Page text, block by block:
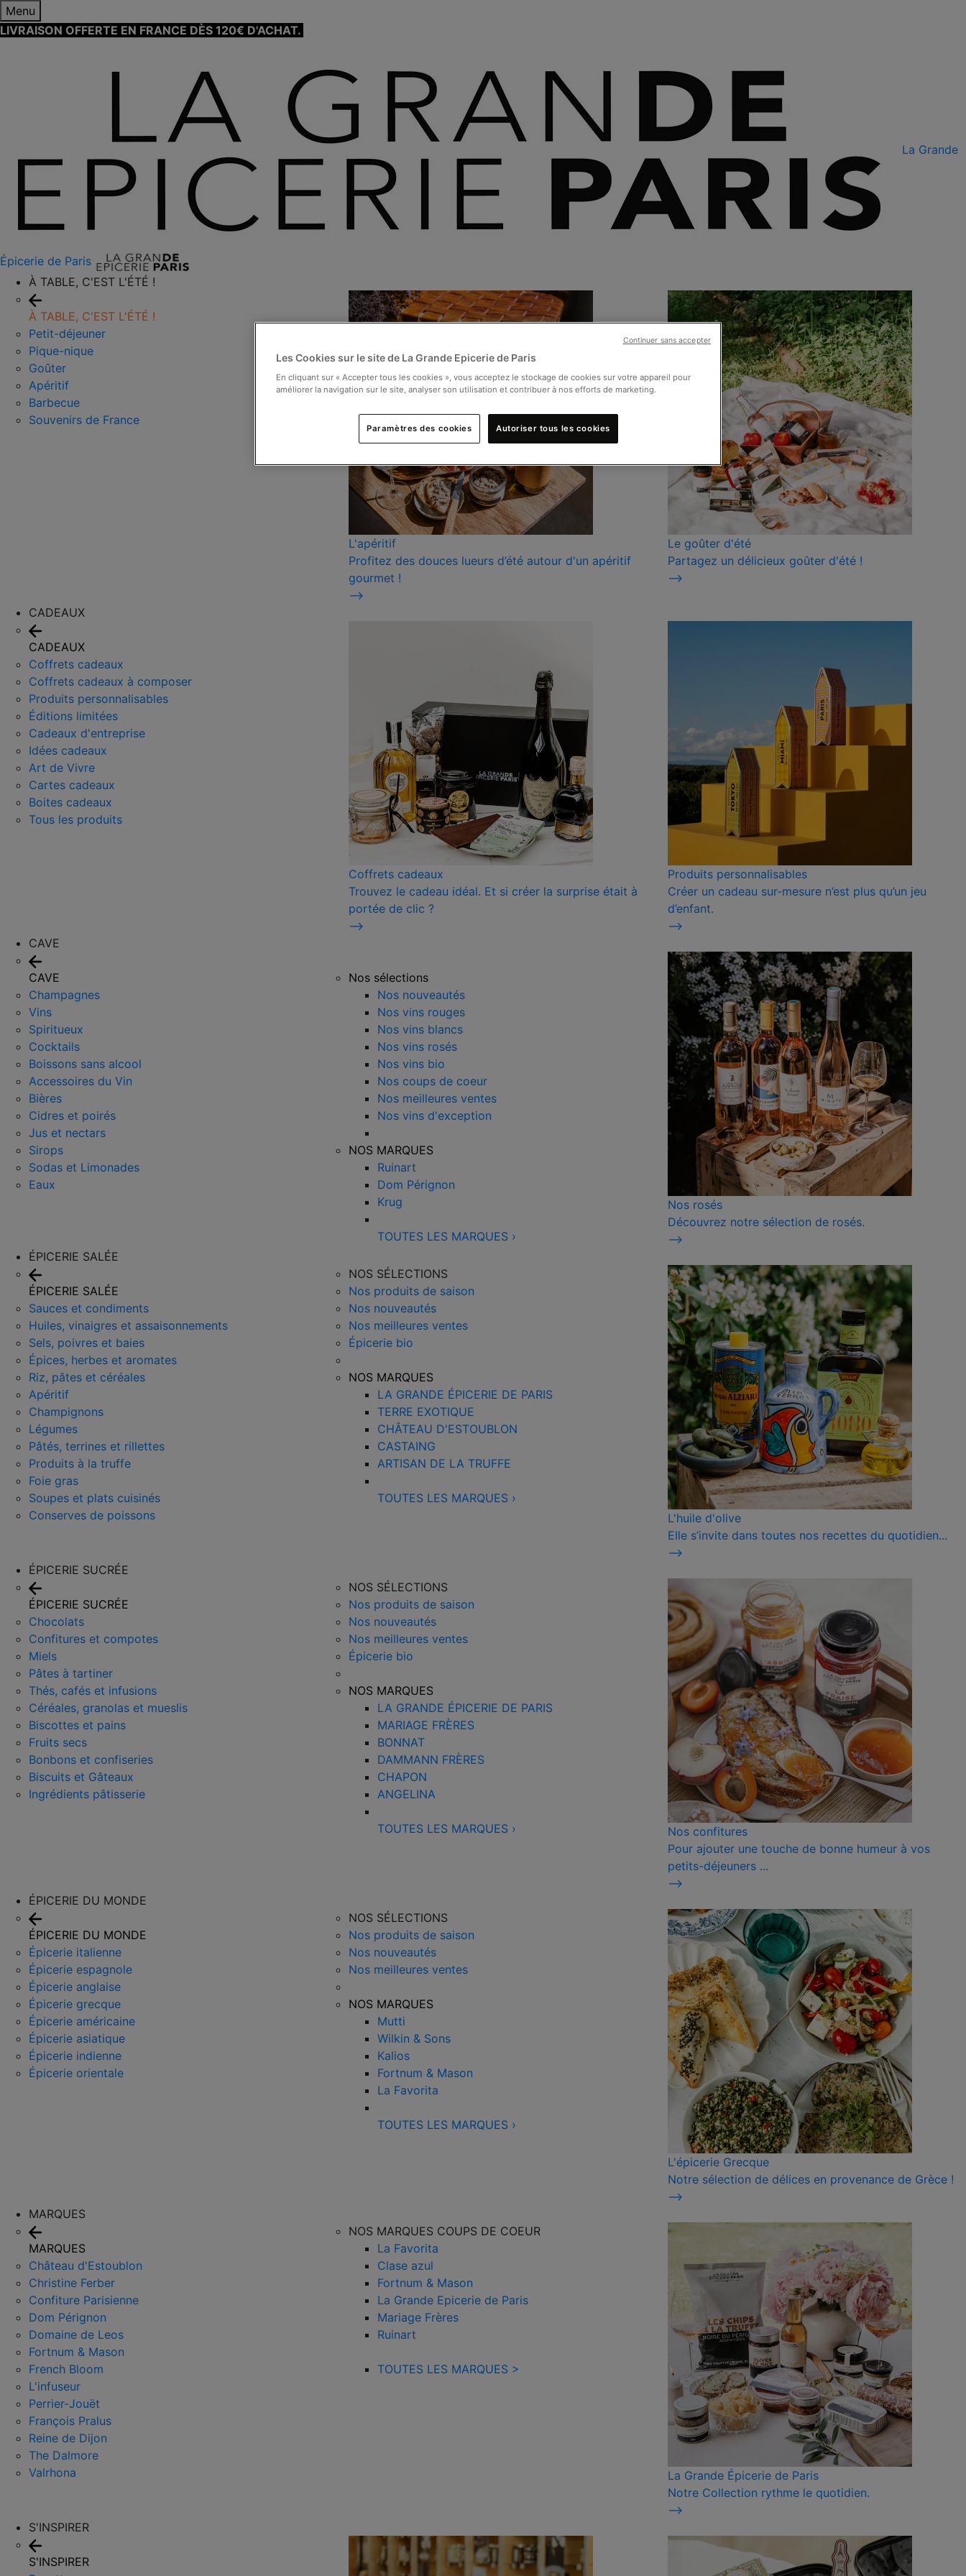
Menu
LIVRAISON OFFERTE EN FRANCE DÈS 120€ D'ACHAT.
La Grande
Épicerie de Paris
À TABLE, C'EST L'ÉTÉ !
À TABLE, C'EST L'ÉTÉ !
Petit-déjeuner
Pique-nique
Goûter
Apéritif
Barbecue
Souvenirs de France
L'apéritif
Profitez des douces lueurs d’été autour d'un apéritif
gourmet !
⟶
Le goûter d'été
Partagez un délicieux goûter d'été !
⟶
CADEAUX
CADEAUX
Coffrets cadeaux
Coffrets cadeaux à composer
Produits personnalisables
Éditions limitées
Cadeaux d'entreprise
Idées cadeaux
Art de Vivre
Cartes cadeaux
Boites cadeaux
Tous les produits
Coffrets cadeaux
Trouvez le cadeau idéal. Et si créer la surprise était à
portée de clic ?
⟶
Produits personnalisables
Créer un cadeau sur-mesure n’est plus qu’un jeu
d’enfant.
⟶
CAVE
CAVE
Champagnes
Vins
Spiritueux
Cocktails
Boissons sans alcool
Accessoires du Vin
Bières
Cidres et poirés
Jus et nectars
Sirops
Sodas et Limonades
Eaux
Nos sélections
Nos nouveautés
Nos vins rouges
Nos vins blancs
Nos vins rosés
Nos vins bio
Nos coups de coeur
Nos meilleures ventes
Nos vins d'exception
NOS MARQUES
Ruinart
Dom Pérignon
Krug
TOUTES LES MARQUES ›
Nos rosés
Découvrez notre sélection de rosés.
⟶
ÉPICERIE SALÉE
ÉPICERIE SALÉE
Sauces et condiments
Huiles, vinaigres et assaisonnements
Sels, poivres et baies
Épices, herbes et aromates
Riz, pâtes et céréales
Apéritif
Champignons
Légumes
Pâtés, terrines et rillettes
Produits à la truffe
Foie gras
Soupes et plats cuisinés
Conserves de poissons
NOS SÉLECTIONS
Nos produits de saison
Nos nouveautés
Nos meilleures ventes
Épicerie bio
NOS MARQUES
LA GRANDE ÉPICERIE DE PARIS
TERRE EXOTIQUE
CHÂTEAU D'ESTOUBLON
CASTAING
ARTISAN DE LA TRUFFE
TOUTES LES MARQUES ›
L'huile d'olive
Elle s’invite dans toutes nos recettes du quotidien...
⟶
ÉPICERIE SUCRÉE
ÉPICERIE SUCRÉE
Chocolats
Confitures et compotes
Miels
Pâtes à tartiner
Thés, cafés et infusions
Céréales, granolas et mueslis
Biscottes et pains
Fruits secs
Bonbons et confiseries
Biscuits et Gâteaux
Ingrédients pâtisserie
NOS SÉLECTIONS
Nos produits de saison
Nos nouveautés
Nos meilleures ventes
Épicerie bio
NOS MARQUES
LA GRANDE ÉPICERIE DE PARIS
MARIAGE FRÈRES
BONNAT
DAMMANN FRÈRES
CHAPON
ANGELINA
TOUTES LES MARQUES ›
Nos confitures
Pour ajouter une touche de bonne humeur à vos
petits-déjeuners ...
⟶
ÉPICERIE DU MONDE
ÉPICERIE DU MONDE
Épicerie italienne
Épicerie espagnole
Épicerie anglaise
Épicerie grecque
Épicerie américaine
Épicerie asiatique
Épicerie indienne
Épicerie orientale
NOS SÉLECTIONS
Nos produits de saison
Nos nouveautés
Nos meilleures ventes
NOS MARQUES
Mutti
Wilkin & Sons
Kalios
Fortnum & Mason
La Favorita
TOUTES LES MARQUES ›
L'épicerie Grecque
Notre sélection de délices en provenance de Grèce !
⟶
MARQUES
MARQUES
Château d'Estoublon
Christine Ferber
Confiture Parisienne
Dom Pérignon
Domaine de Leos
Fortnum & Mason
French Bloom
L'infuseur
Perrier-Jouët
François Pralus
Reine de Dijon
The Dalmore
Valrhona
NOS MARQUES COUPS DE COEUR
La Favorita
Clase azul
Fortnum & Mason
La Grande Epicerie de Paris
Mariage Frères
Ruinart
TOUTES LES MARQUES >
La Grande Épicerie de Paris
Notre Collection rythme le quotidien.
⟶
S'INSPIRER
S'INSPIRER
Les Cookies sur le site de La Grande Epicerie de Paris
En cliquant sur « Accepter tous les cookies », vous acceptez le stockage de cookies sur votre appareil pour
améliorer la navigation sur le site, analyser son utilisation et contribuer à nos efforts de marketing.
Paramètres des cookies Autoriser tous les cookies
Continuer sans accepter